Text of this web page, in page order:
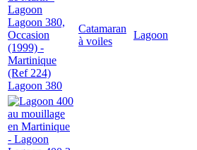
Lagoon 380
Catamaran
à voiles
Lagoon